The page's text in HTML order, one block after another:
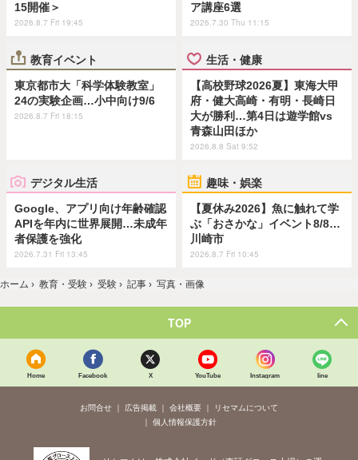
15開催＞
2026.8.7 Fri 19:45
ア講座6選
2026.7.30 Thu 11:15
教育イベント
東京都市大「科学体験教室」
24の実験企画…小中向け9/6
2026.8.7 Fri 18:15
生活・健康
【高校野球2026夏】東海大甲
府・健大高崎・有明・長崎日
大が勝利…第4日は遊学館vs
青森山田ほか
2026.8.8 Sat 9:52
デジタル生活
Google、アプリ向け年齢確認
APIを年内に世界展開…未成年
者保護を強化
2026.7.31 Fri 13:45
趣味・娯楽
【夏休み2026】魚に触れて学
ぶ「おさかな」イベント8/8…
川崎市
2026.8.7 Fri 10:45
ホーム › 教育・受験 › 受験 › 記事 › 写真・画像
TOP
Home Facebook X YouTube Instagram line
お問合せ 広告掲載 会社概要
リセマムについて
個人情報保護方針